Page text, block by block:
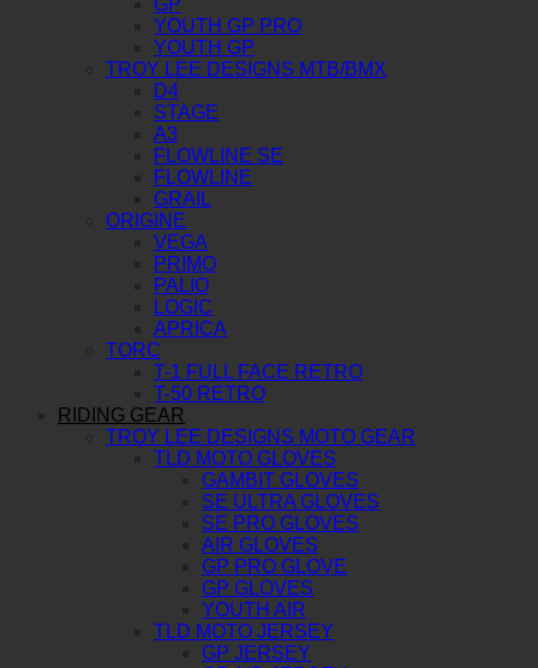
GP
YOUTH GP PRO
YOUTH GP
TROY LEE DESIGNS MTB/BMX
D4
STAGE
A3
FLOWLINE SE
FLOWLINE
GRAIL
ORIGINE
VEGA
PRIMO
PALIO
LOGIC
APRICA
TORC
T-1 FULL FACE RETRO
T-50 RETRO
RIDING GEAR
TROY LEE DESIGNS MOTO GEAR
TLD MOTO GLOVES
GAMBIT GLOVES
SE ULTRA GLOVES
SE PRO GLOVES
AIR GLOVES
GP PRO GLOVE
GP GLOVES
YOUTH AIR
TLD MOTO JERSEY
GP JERSEY